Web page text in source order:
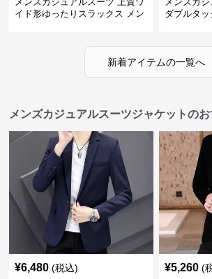
イド形ゆったりスラックス メン
ダブルタ
新着アイテムの一覧へ
メンズカジュアルスーツジャケットの
¥6,480 (税込) ¥5,260 (